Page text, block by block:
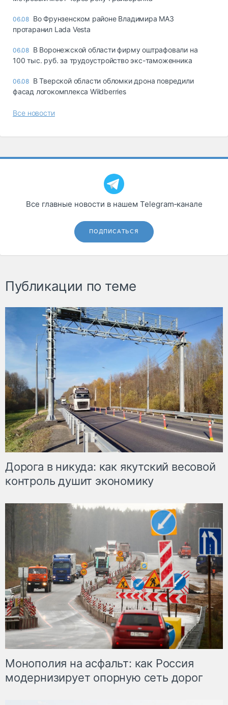
06.08 Во Фрунзенском районе Владимира МАЗ
протаранил Lada Vesta
06.08 В Воронежской области фирму оштрафовали на
100 тыс. руб. за трудоустройство экс-таможенника
06.08 В Тверской области обломки дрона повредили
фасад логокомплекса Wildberries
Все новости
Все главные новости в нашем Telegram‑канале
ПОДПИСАТЬСЯ
Публикации по теме
Дорога в никуда: как якутский весовой
контроль душит экономику
Монополия на асфальт: как Россия
модернизирует опорную сеть дорог